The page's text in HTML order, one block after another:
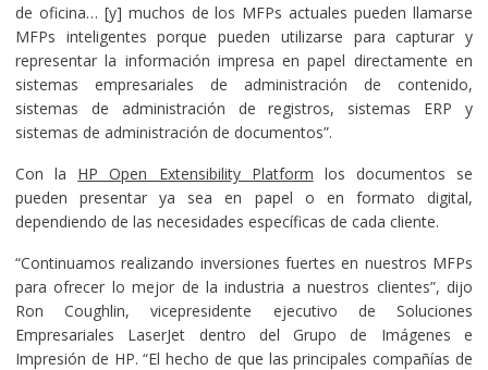
de oficina… [y] muchos de los MFPs actuales pueden llamarse
MFPs inteligentes porque pueden utilizarse para capturar y
representar la información impresa en papel directamente en
sistemas empresariales de administración de contenido,
sistemas de administración de registros, sistemas ERP y
sistemas de administración de documentos”.
Con la HP Open Extensibility Platform los documentos se
pueden presentar ya sea en papel o en formato digital,
dependiendo de las necesidades específicas de cada cliente.
“Continuamos realizando inversiones fuertes en nuestros MFPs
para ofrecer lo mejor de la industria a nuestros clientes”, dijo
Ron Coughlin, vicepresidente ejecutivo de Soluciones
Empresariales LaserJet dentro del Grupo de Imágenes e
Impresión de HP. “El hecho de que las principales compañías de